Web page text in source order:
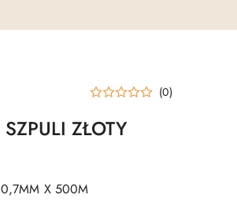
(0)
ZŁOTY
0,7MM X 500M